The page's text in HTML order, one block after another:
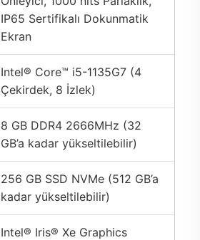
IP65 Sertifikalı Dokunmatik
Ekran
Intel® Core™ i5-1135G7 (4
Çekirdek, 8 İzlek)
8 GB DDR4 2666MHz (32
GB’a kadar yükseltilebilir)
256 GB SSD NVMe (512 GB’a
kadar yükseltilebilir)
Intel® Iris® Xe Graphics